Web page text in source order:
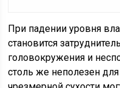
При падении уровня
становится
головокружения и
столь же неполезен